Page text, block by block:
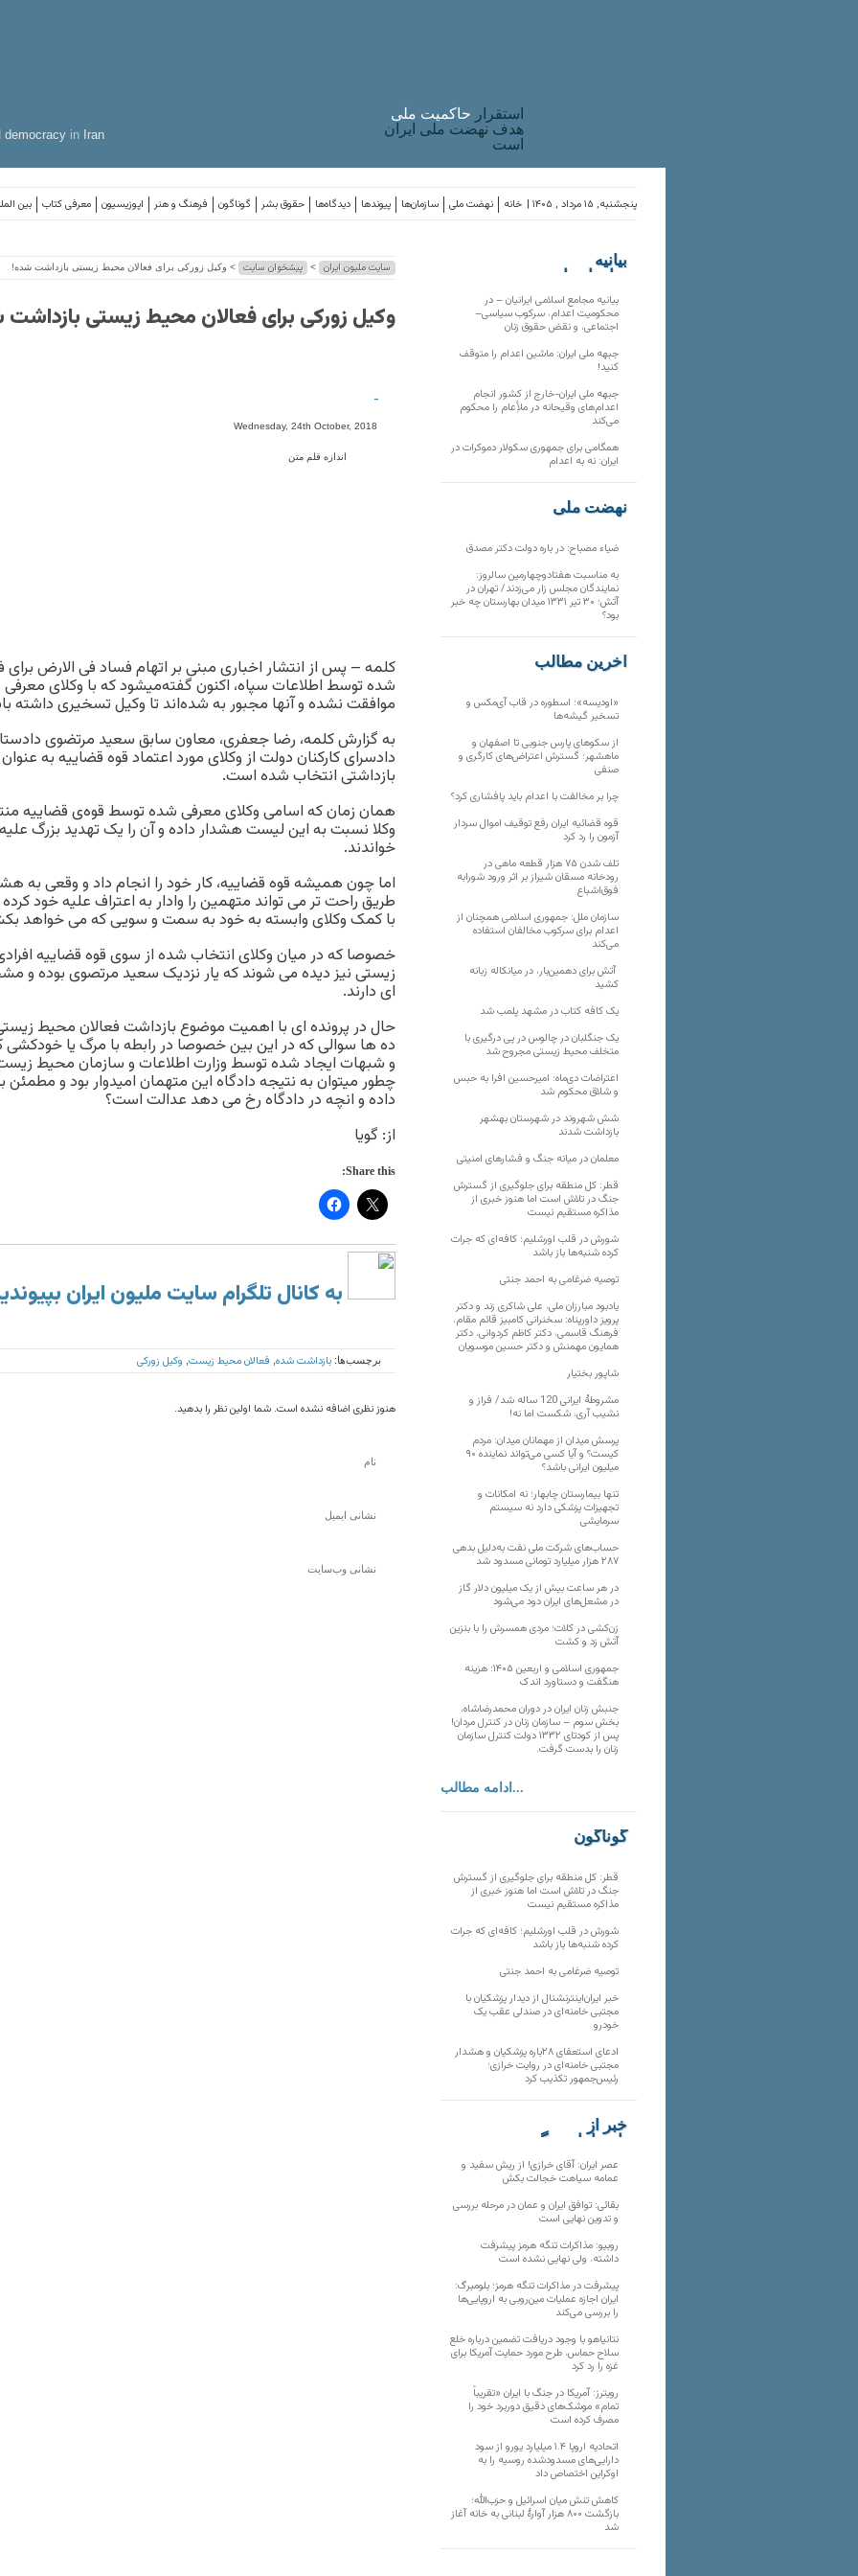
democracy in Iran
استقرار حاکميت ملی
هدف نهضت ملی ایران
است
بین معرفی کتاب اپوزیسیون فرهنگ و هنر گوناگون حقوق بشر دیدگاه‌ها پیوندها سازمان‌ها نهضت ملی خانه پنجشنبه, ۱۵ مرداد , ۱۴۰۵ |
سایت ملیون ایران > پیشخوان سایت > وکیل زورکی برای فعالان محیط زیستی بازداشت شده!
وکیل زورکی برای فعالان محیط زیستی
-
Wednesday, 24th October, 2018
اندازه قلم متن
کلمه – پس از انتشار اخباری مبنی بر اتهام فساد فی الارض
شده توسط اطلاعات سپاه، اکنون گفته‌میشود که با وکلای معرفی
موافقت نشده و آنها مجبور به شده‌اند تا وکیل تسخیری داشته
به گزارش کلمه، رضا جعفری، معاون سابق سعید مرتضوی
دادسرای کارکنان دولت از وکلای مورد اعتماد قوه قضاییه به
بازداشتی انتخاب شده است.
همان زمان که اسامی وکلای معرفی شده توسط قوه‌ی قضاییه
وکلا نسبت به این لیست هشدار داده و آن را یک تهدید بزرگ
خواندند.
اما چون همیشه قوه قضاییه، کار خود را انجام داد و وقعی به
طریق راحت تر می تواند متهمین را وادار به اعتراف علیه خود
با کمک وکلای وابسته به خود به سمت و سویی که می خواهد
خصوصا که در میان وکلای انتخاب شده از سوی قوه قضاییه
زیستی نیز دیده می شوند که یار نزدیک سعید مرتصوی بوده
ای دارند.
حال در پرونده ای با اهمیت موضوع بازداشت فعالان محیط زیستی
ده ها سوالی که در این بین خصوصا در رابطه با مرگ یا خودکشی
و شبهات ایجاد شده توسط وزارت اطلاعات و سازمان محیط
چطور میتوان به نتیجه دادگاه این متهمان امیدوار بود و مطمئن
داده و انچه در دادگاه رخ می دهد عدالت است؟
از: گویا
Share this:
به کانال تلگرام سایت ملیون ایران
برچسب‌ها: بازداشت شده فعالان محیط زیست وکیل زورکی
هنوز نظری اضافه نشده است. شما اولین نظر را بدهید.
بیانیه
سازمان‌های
بیانیه مجامع اسلامی ایرانیان – در
محکومیت اعدام، سرکوب سیاسی–
اجتماعی، و نقض حقوق زنان
جبهه ملی ایران: ماشین اعدام را متوقف
کنید!
جبهه ملی ایران-خارج از کشور انجام
اعدام‌های وقیحانه در ملأِعام را محکوم
می‌کند
همگامی برای جمهوری سکولار دموکرات در
ایران: نه به اعدام
نهضت ملی
ضیاء مصباح: در باره دولت دکتر مصدق
به مناسبت هفتادوچهارمین سالروز:
نمایندگان مجلس زار می‌زدند/ تهران در
آتش؛ ۳۰ تیر ۱۳۳۱ میدان بهارستان چه خبر
بود؟
آخرین مطالب
«اودیسه»؛ اسطوره در قاب آی‌مکس و
تسخیر گیشه‌ها
از سکوهای پارس جنوبی تا اصفهان و
ماهشهر؛ گسترش اعتراض‌های کارگری و
صنفی
چرا بر مخالفت با اعدام باید پافشاری کرد؟
قوه قضائیه ایران رفع توقیف اموال سردار
آزمون را رد کرد
تلف شدن ۷۵ هزار قطعه ماهی در
رودخانه مسقان شیراز بر اثر ورود شورابه
فوق‌اشباع
سازمان ملل: جمهوری اسلامی همچنان از
اعدام برای سرکوب مخالفان استفاده
می‌کند
آتش برای دهمین‌بار، در میانکاله زبانه
کشید
یک کافه کتاب در مشهد پلمب شد
یک جنگلبان در چالوس در پی درگیری با
متخلف محیط زیستی مجروح شد
اعتراضات دی‌ماه؛ امیرحسین افرا به حبس
و شلاق محکوم شد
شش شهروند در شهرستان بهشهر
بازداشت شدند
معلمان در میانه جنگ و فشارهای امنیتی
قطر: کل منطقه برای جلوگیری از گسترش
جنگ در تلاش است اما هنوز خبری از
مذاکره مستقیم نیست
شورش در قلب اورشلیم؛ کافه‌ای که جرات
کرده شنبه‌ها باز باشد
توصیه ضرغامی به احمد جنتی
یادبود مبارزان ملی، علی شاکری زند و دکتر
پرویز داورپناه: سخنرانی کامبیز قائم مقام،
فرهنگ قاسمی، دکتر کاظم کردوانی، دکتر
همایون مهمنش و دکتر حسین موسویان
شاپور بختیار
مشروطۀ ایرانی 120 ساله شد/ فراز و
نشیب آری، شکست اما نه!
پرسش میدان از مهمانان میدان: مردم
کیست؟ و آیا کسی می‌تواند نماینده ۹۰
میلیون ایرانی باشد؟
تنها بیمارستان چابهار؛ نه امکانات و
تجهیزات پزشکی دارد نه سیستم
سرمایشی
حساب‌های شرکت ملی نفت به‌دلیل بدهی
۲۸۷ هزار میلیارد تومانی مسدود شد
در هر ساعت بیش از یک میلیون دلار گاز
در مشعل‌های ایران دود می‌شود
زن‌کشی در کلات؛ مردی همسرش را با بنزین
آتش زد و کشت
جمهوری اسلامی و اربعین ۱۴۰۵؛ هزینه
هنگفت و دستاورد اندک
جنبش زنان ایران در دوران محمدرضاشاه،
بخش سوم – سازمان زنان در کنترل مردان!
پس از کودتای ۱۳۳۲ دولت کنترل سازمان
زنان را بدست گرفت.
ادامه مطالب...
گوناگون
قطر: کل منطقه برای جلوگیری از گسترش
جنگ در تلاش است اما هنوز خبری از
مذاکره مستقیم نیست
شورش در قلب اورشلیم؛ کافه‌ای که جرات
کرده شنبه‌ها باز باشد
توصیه ضرغامی به احمد جنتی
خبر ایران‌اینترنشنال از دیدار پزشکیان با
مجتبی خامنه‌ای در صندلی عقب یک
خودرو
ادعای استعفای ۲۸باره پزشکیان و هشدار
مجتبی خامنه‌ای در روایت خرازی؛
رئیس‌جمهور تکذیب کرد
خبر از
تارنماهای دیگر
عصر ایران: آقای خرازی! از ریش سفید و
عمامه سیاهت خجالت بکش
بقائی: توافق ایران و عمان در مرحله بررسی
و تدوین نهایی است
روبیو: مذاکرات تنگه هرمز پیشرفت
داشته، ولی نهایی نشده است
پیشرفت در مذاکرات تنگه هرمز؛ بلومبرگ:
ایران اجازه عملیات مین‌روبی به اروپایی‌ها
را بررسی می‌کند
نتانیاهو با وجود دریافت تضمین درباره خلع
سلاح حماس، طرح مورد حمایت آمریکا برای
غزه را رد کرد
رویترز: آمریکا در جنگ با ایران «تقریباً
تمام» موشک‌های دقیق دوربرد خود را
مصرف کرده است
اتحادیه اروپا ۱.۴ میلیارد یورو از سود
دارایی‌های مسدودشده روسیه را به
اوکراین ‏اختصاص داد
کاهش تنش میان اسرائیل و حزب‌الله؛
بازگشت ۸۰۰ هزار آوارۀ لبنانی به خانه‌ آغاز
شد